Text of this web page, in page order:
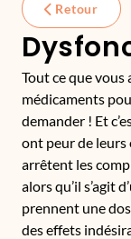
Retour
Tout ce que
médicaments
demander ! Et
ont peur de leurs
arrêtent les
alors qu’il s’agit
prennent une
des effets